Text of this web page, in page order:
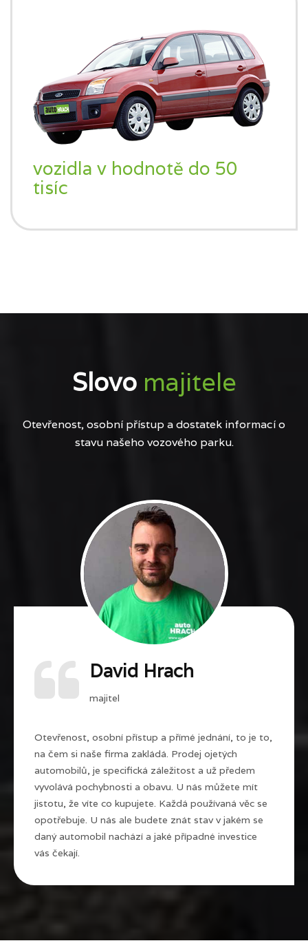
vozidla v hodnotě do 50
tisíc
Slovo majitele
Otevřenost, osobní přístup a dostatek informací o
stavu našeho vozového parku.
David Hrach
majitel
Otevřenost, osobní přístup a přímé jednání, to je to,
na čem si naše firma zakládá. Prodej ojetých
automobilů, je specifická záležitost a už předem
vyvolává pochybnosti a obavu. U nás můžete mít
jistotu, že víte co kupujete. Každá používaná věc se
opotřebuje. U nás ale budete znát stav v jakém se
daný automobil nachází a jaké případné investice
vás čekají.